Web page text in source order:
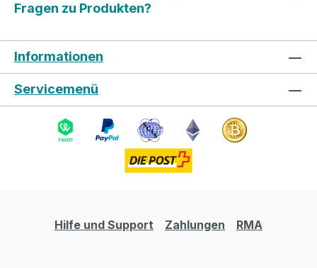
Fragen zu Produkten?
Informationen
Servicemenü
Hilfe und Support Zahlungen RMA